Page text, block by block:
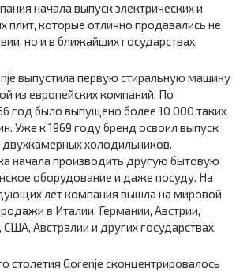
начала выпуск электрических и
плит, которые отлично продавались не
но и в ближайших государствах.
выпустила первую стиральную машину
из европейских компаний. По
год было выпущено более 10 000 таких
Уже к 1969 году бренд освоил выпуск
холодильников.
начала производить другую бытовую
оборудование и даже посуду. На
лет компания вышла на мировой
в Италии, Германии, Австрии,
Австралии и других государствах.
столетия Gorenje сконцентрировалось